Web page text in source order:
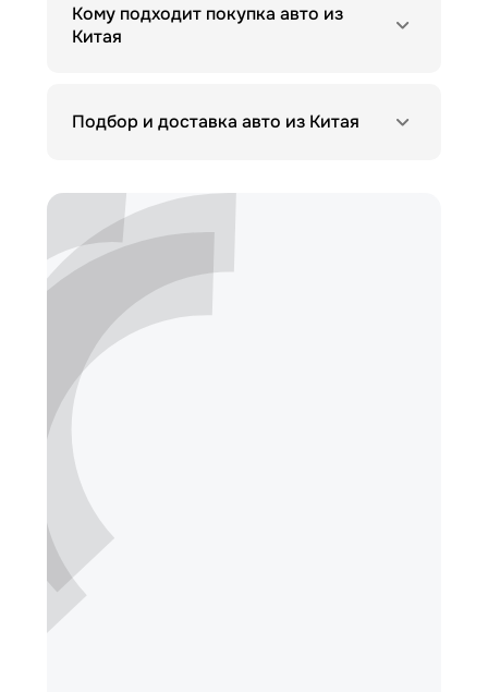
Кому подходит покупка авто из
Китая
Подбор и доставка авто из Китая